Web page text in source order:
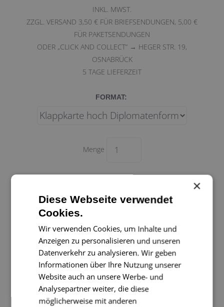
INKL. MWST.
ZZGL. VERSAND 3,50 € FÜR BRIEFSENDUNGEN, 5,00 €
FÜR PAKETSENDUNGEN
ODER „CLICK AND COLLECT“ → HEGER STR. 19,
OSNABRÜCK
5 TAGE LIEFERZEIT
FORMAT:
Menge
Schauen Sie herein! Und versenden Sie
fröhliche Weihnachtsgrüße mit dieser
besonderen Karte mit Fensterstanze.
4-seitige Klappkarte im Diplomatenformat, 11 x
17 cm, mit rot gefüttertem Umschlag.
×
Diese Webseite verwendet
Cookies.
Wir verwenden Cookies, um Inhalte und
Anzeigen zu personalisieren und unseren
Datenverkehr zu analysieren. Wir geben
Informationen über Ihre Nutzung unserer
Website auch an unsere Werbe- und
Analysepartner weiter, die diese
möglicherweise mit anderen